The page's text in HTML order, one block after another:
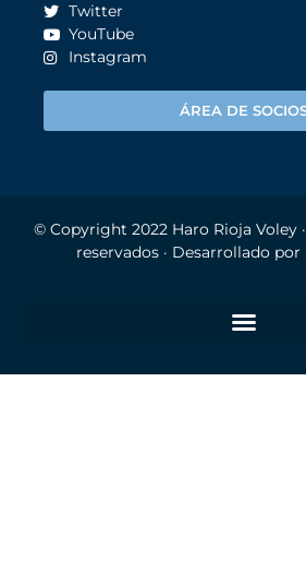
Twitter
YouTube
Instagram
ÁREA DE
© Copyright 2022 Haro Rioja Voley
reservados · Desarrollado por